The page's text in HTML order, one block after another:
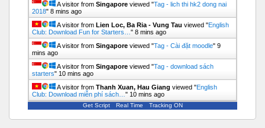
A visitor from Singapore viewed "Tag - lich thi hk2 dong nai
2018" 8 mins ago
A visitor from Lien Loc, Ba Ria - Vung Tau viewed "English
Club: Download Fun for Starters… " 8 mins ago
A visitor from Singapore viewed "Tag - Cài đặt moodle" 9
mins ago
A visitor from Singapore viewed "Tag - download sách
starters" 10 mins ago
A visitor from Thanh Xuan, Hau Giang viewed "English
Club: Download miễn phí sách… " 10 mins ago
Get Script Real Time Tracking ON